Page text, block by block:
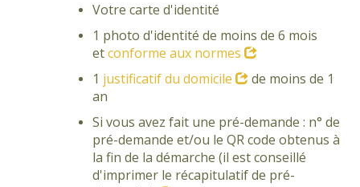
Votre carte d'identité
1 photo d'identité de moins de 6 mois
etconforme aux normes
1 justificatif du domicile
de moins de 1
an
Si vous avez fait une pré-demande : n° de
pré-demande et/ou le QR code obtenus à
la fin de la démarche (il est conseillé
d'imprimer le récapitulatif de pré-